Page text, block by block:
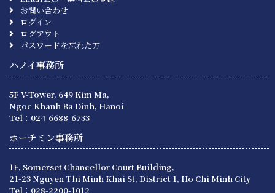
お問い合わせ
ログイン
ログアウト
パスワードを忘れた方
ハノイ事務所
5F V-Tower, 649 Kim Ma,
Ngoc Khanh Ba Dinh, Hanoi
Tel：024-6688-6733
ホーチミン事務所
1F, Somerset Chancellor Court Building,
21-23 Nguyen Thi Minh Khai St, District 1, Ho Chi Minh City
Tel：028-2200-1012